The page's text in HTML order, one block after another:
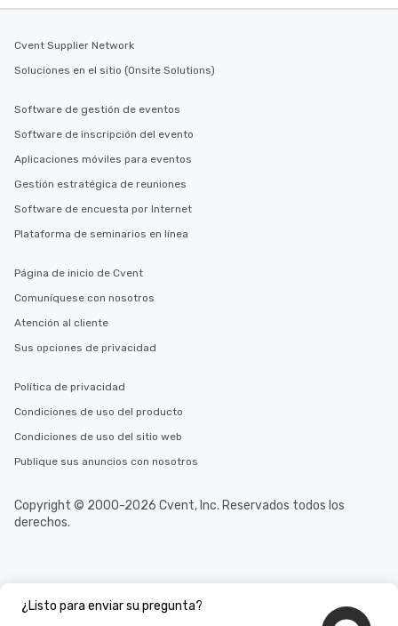
¿Listo para enviar su pregunta?
Cvent Supplier Network
Soluciones en el sitio (Onsite Solutions)
Software de gestión de eventos
Software de inscripción del evento
Aplicaciones móviles para eventos
Gestión estratégica de reuniones
Software de encuesta por Internet
Plataforma de seminarios en línea
Página de inicio de Cvent
Comuníquese con nosotros
Atención al cliente
Sus opciones de privacidad
Política de privacidad
Condiciones de uso del producto
Condiciones de uso del sitio web
Publique sus anuncios con nosotros
Copyright © 2000-2026 Cvent, Inc. Reservados todos los
derechos.